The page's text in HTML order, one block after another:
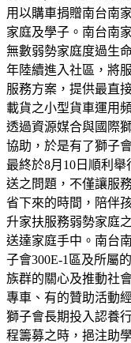
用以購車捐贈南台南
家庭及學子。南台南
無數弱勢家庭度過生
年陸續進入社區，將
服務方案，提供最直
載貨之小型貨車運用
透過資源媒合與國際
協助，於是有了獅子
最終於8月10日順利
送之問題，不僅讓服
省下來的時間，陪伴
升家扶服務弱勢家庭
送達家庭手中。南台
子會300E-1區及所屬
族群的關心及推動社
專車、有的贊助活動
獅子會長期投入認養
程籌募之時，挹注助